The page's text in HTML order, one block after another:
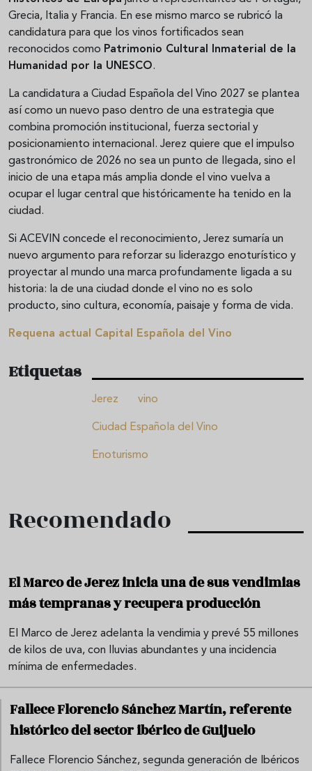
Grecia, Italia y Francia. En ese mismo marco se rubricó la
candidatura para que los vinos fortificados sean
reconocidos como Patrimonio Cultural Inmaterial de la
Humanidad por la UNESCO.
La candidatura a Ciudad Española del Vino 2027 se plantea
así como un nuevo paso dentro de una estrategia que
combina promoción institucional, fuerza sectorial y
posicionamiento internacional. Jerez quiere que el impulso
gastronómico de 2026 no sea un punto de llegada, sino el
inicio de una etapa más amplia donde el vino vuelva a
ocupar el lugar central que históricamente ha tenido en la
ciudad.
Si ACEVIN concede el reconocimiento, Jerez sumaría un
nuevo argumento para reforzar su liderazgo enoturístico y
proyectar al mundo una marca profundamente ligada a su
historia: la de una ciudad donde el vino no es solo
producto, sino cultura, economía, paisaje y forma de vida.
Requena actual Capital Española del Vino
Etiquetas
Jerez vino
Ciudad Española del Vino
Enoturismo
Recomendado
El Marco de Jerez inicia una de sus vendimias
más tempranas y recupera producción
El Marco de Jerez adelanta la vendimia y prevé 55 millones
de kilos de uva, con lluvias abundantes y una incidencia
mínima de enfermedades.
Fallece Florencio Sánchez Martín, referente
histórico del sector ibérico de Guijuelo
Fallece Florencio Sánchez, segunda generación de Ibéricos